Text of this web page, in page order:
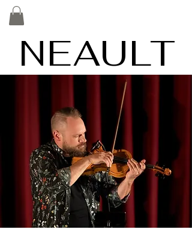
NEAULT